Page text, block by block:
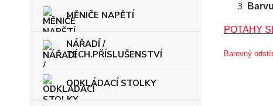
MĚNIČE NAPĚTÍ
NÁŘADÍ /
TECH.PŘÍSLUŠENSTVÍ
ODKLÁDACÍ STOLKY
POTAHY
Barevný